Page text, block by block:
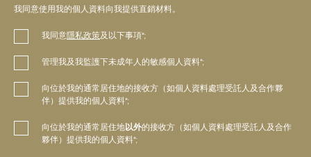
我同意使用我的個人資料向我提供直銷材料。
我同意隱私政策及以下事項*;
管理我及我監護下未成年人的敏感個人資料*;
向位於我的通常居住地的接收方（如個人資料處理受託人及合作夥
伴）提供我的個人資料*;
向位於我的通常居住地以外的接收方（如個人資料處理受託人及合作
夥伴）提供我的個人資料*;